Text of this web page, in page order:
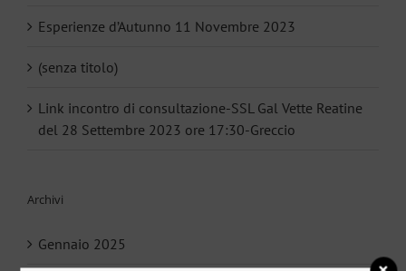
Esperienze d’Autunno 11 Novembre 2023
(senza titolo)
Link incontro di consultazione-SSL Gal Vette Reatine
del 28 Settembre 2023 ore 17:30-Greccio
Archivi
Gennaio 2025